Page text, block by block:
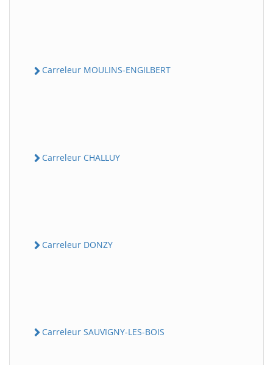
Carreleur MOULINS-ENGILBERT
Carreleur CHALLUY
Carreleur DONZY
Carreleur SAUVIGNY-LES-BOIS